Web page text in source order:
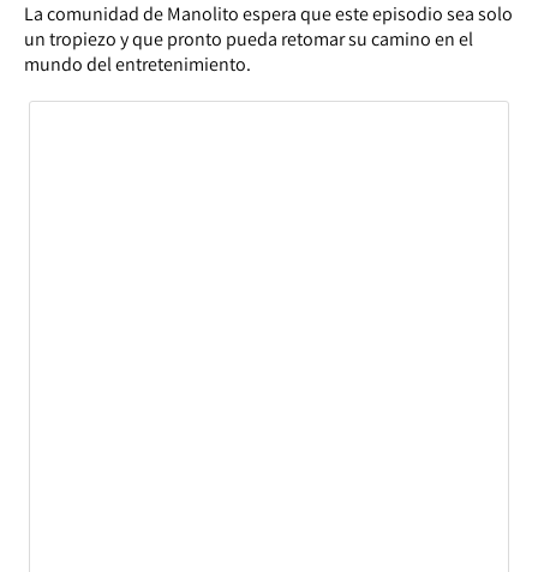
La comunidad de Manolito espera que este episodio sea solo
un tropiezo y que pronto pueda retomar su camino en el
mundo del entretenimiento.